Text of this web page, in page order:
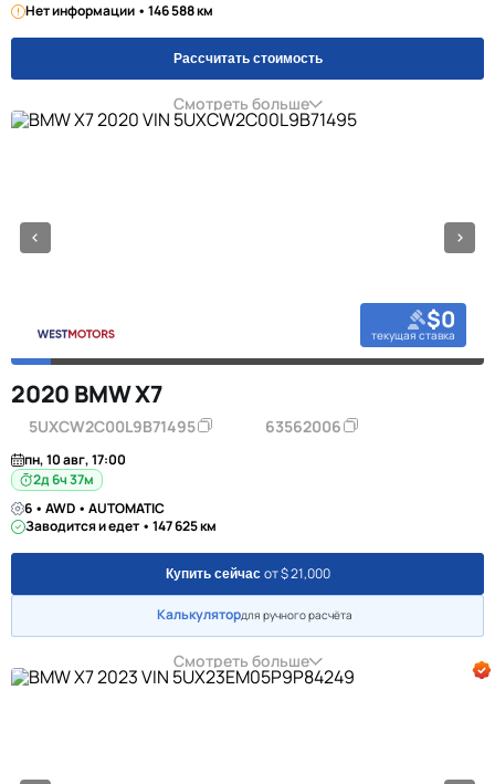
Нет информации • 146 588 км
Рассчитать стоимость
Смотреть больше
$0
текущая ставка
2020 BMW X7
5UXCW2C00L9B71495 63562006
пн, 10 авг, 17:00
2д 6ч 37м
6 • AWD • AUTOMATIC
Заводится и едет • 147 625 км
Купить сейчас от $ 21,000
Калькулятордля ручного расчёта
Смотреть больше